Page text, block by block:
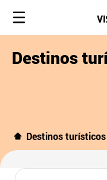
Destinos
Destinos turísticos